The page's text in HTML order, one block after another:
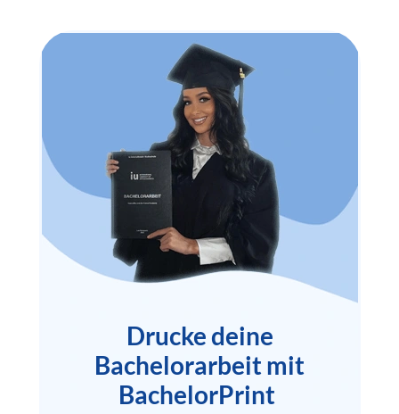
Drucke deine
Bachelorarbeit mit
BachelorPrint